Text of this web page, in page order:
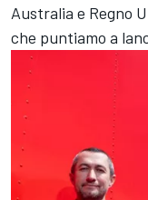
Australia e Regno
che puntiamo a